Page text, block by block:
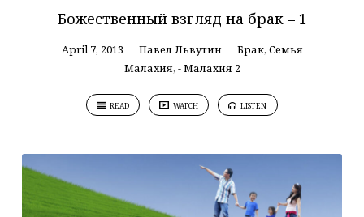
Божественный взгляд на брак – 1
April 7, 2013 Павел Львутин Брак, Семья
Малахия, - Малахия 2
READ WATCH LISTEN